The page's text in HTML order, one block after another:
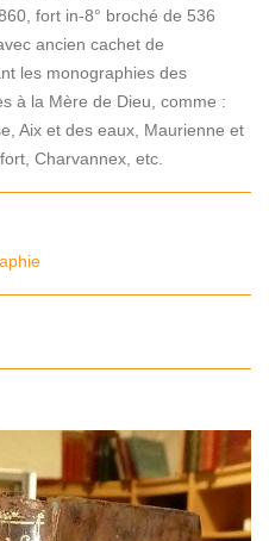
fort in-8° broché de 536
ancien cachet de
les monographies des
à la Mère de Dieu, comme :
Aix et des eaux, Maurienne et
Charvannex, etc.